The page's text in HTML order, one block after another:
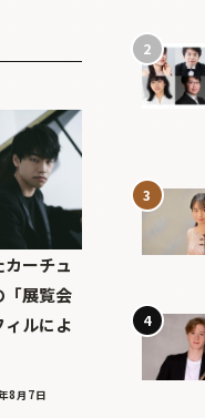
ーチュ
「展覧会
ルによ
8月7日